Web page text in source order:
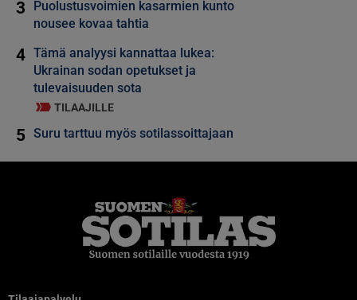
3
Puolustusvoimien kasarmien kunto
nousee kovaa tahtia
4 Tämä analyysi kannattaa lukea:
Ukrainan sodan opetukset ja
tulevaisuuden sota
TILAAJILLE
5 Suru tarttuu myös sotilassoittajaan